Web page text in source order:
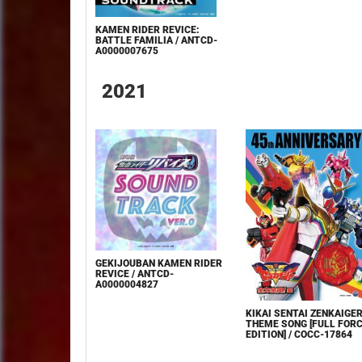
KAMEN RIDER REVICE:
BATTLE FAMILIA / ANTCD-
A0000007675
2021
GEKIJOUBAN KAMEN RIDER
REVICE / ANTCD-
A0000004827
KIKAI SENTAI ZENKAIGER
THEME SONG [FULL
EDITION] / COCC-17864